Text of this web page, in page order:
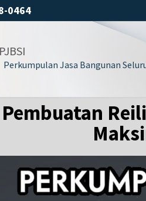
0464
PJBSI
Perkumpulan Jasa Bangunan